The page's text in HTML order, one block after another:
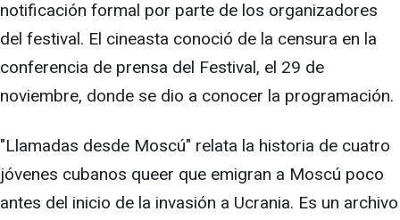
notificación formal por parte de los organizadores
del festival. El cineasta conoció de la censura en la
conferencia de prensa del Festival, el 29 de
noviembre, donde se dio a conocer la programación.
"Llamadas desde Moscú" relata la historia de cuatro
jóvenes cubanos queer que emigran a Moscú poco
antes del inicio de la invasión a Ucrania. Es un archivo